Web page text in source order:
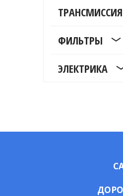
ТРАНСМИССИЯ
ФИЛЬТРЫ
ЭЛЕКТРИКА